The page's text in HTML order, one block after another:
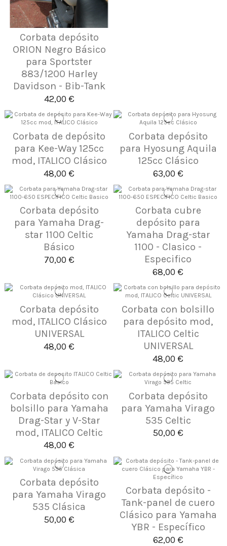
Corbata depósito
ORION Negro Básico
para Sportster
883/1200 Harley
Davidson - Bib-Tank
42,00 €
Corbata de depósito
para Kee-Way 125cc
mod, ITALICO Clásico
48,00 €
Corbata depósito
para Hyosung Aquila
125cc Clásico
63,00 €
Corbata depósito
para Yamaha Drag-
star 1100 Celtic
Básico
70,00 €
Corbata cubre
depósito para
Yamaha Drag-star
1100 - Clasico -
Especifico
68,00 €
Corbata depósito
mod, ITALICO Clásico
UNIVERSAL
48,00 €
Corbata con bolsillo
para depósito mod,
ITALICO Celtic
UNIVERSAL
48,00 €
Corbata depósito con
bolsillo para Yamaha
Drag-Star y V-Star
mod, ITALICO Celtic
48,00 €
Corbata depósito
para Yamaha Virago
535 Celtic
50,00 €
Corbata depósito
para Yamaha Virago
535 Clásica
50,00 €
Corbata depósito -
Tank-panel de cuero
Clásico para Yamaha
YBR - Específico
62,00 €